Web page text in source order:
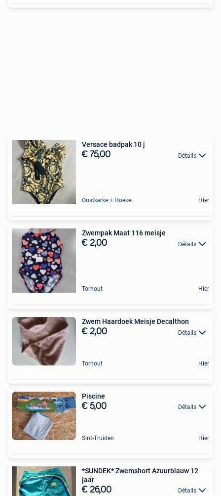
Versace badpak 10 j
€ 75,00 Détails
Oostkerke + Hoeke Hier
Zwempak Maat 116 meisje
€ 2,00 Détails
Torhout Hier
Zwem Haardoek Meisje Decalthon
€ 2,00 Détails
Torhout Hier
Piscine
€ 5,00 Détails
Sint-Truiden Hier
*SUNDEK* Zwemshort Azuurblauw 12
jaar
€ 26,00 Détails